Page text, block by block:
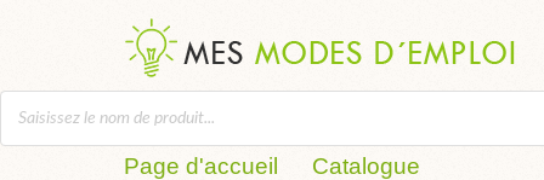
Page d'accueil
Catalogue